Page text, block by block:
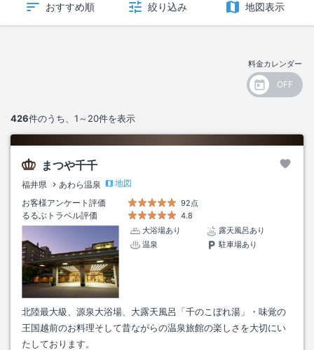
おすすめ順 絞り込み 地図表示
料金カレンダー
426件のうち、 1～20件を表示
まつや千千
福井県 あわら温泉
地図
お客様アンケート評価
92点
るるぶトラベル評価
4.8
大浴場あり
露天風呂あり
温泉
駐車場あり
北陸最大級、源泉大浴場、大露天風呂「千のこぼれ湯」・味覚の
王国越前のお料理そして昔ながらの温泉旅館の楽しさを大切にい
たしております。